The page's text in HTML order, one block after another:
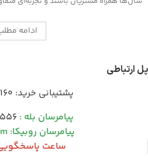
ادامه
پل ارتباطی
پشتیبانی خرید:
پیامرسان بله :
پیامرسان روبیکا: Mr_charm@
ساعت پاسخگویی: 9